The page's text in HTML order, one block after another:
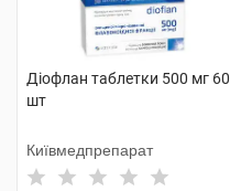
Діофлан таблетки 500 мг 60
шт
Київмедпрепарат